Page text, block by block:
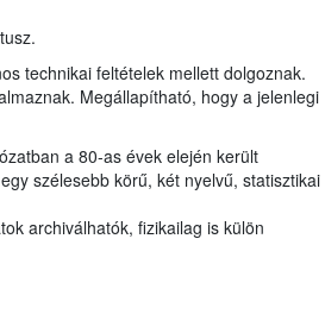
technikai feltételek mellett dolgoznak.
Megállapítható, hogy a jelenlegi
a 80-as évek elején került
szélesebb körű, két nyelvű, statisztikai
archiválhatók, fizikailag is külön